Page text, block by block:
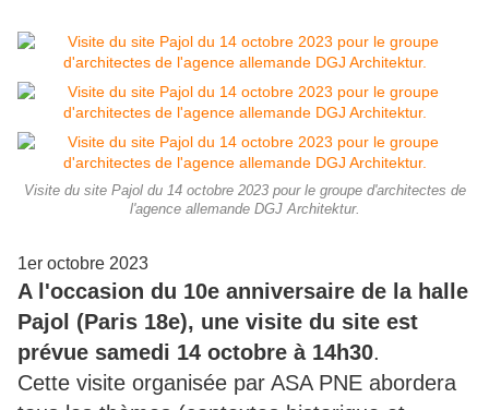
Visite du site Pajol du 14 octobre 2023 pour le groupe d'architectes de
l'agence allemande DGJ Architektur.
1er octobre 2023
A l'occasion du 10e anniversaire de la halle
Pajol (Paris 18e), une visite du site est
prévue samedi 14 octobre à 14h30.
Cette visite organisée par ASA PNE abordera